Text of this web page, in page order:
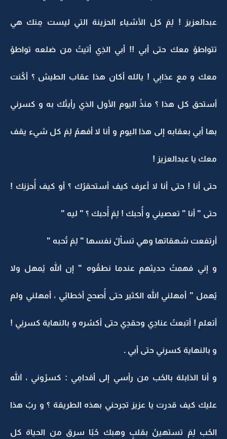
عبدالعزيز ! لِمَ كل الأشياء الحزينة التي ليست مِنك هي
تتواطؤ معك حتى أبي !! أبي الذِي أتيتُ من ضلعه تواطؤ
معك و مع عذابِي ! يالله أكان هذا عقاب الطيش ؟ أكُنت
أستحق كل هذا ؟ منذُ اليوم الأول الذي رأيتُك به و كسرني
بها أبي بعقابه إلى هذا اليوم و أنا لا أفهمُ لِمَ كل شيء يقف
معك يا عبدالعزيز !
حتى أنا ! حتى أنا لا أعرف كيف أستحقرُك ؟ أو كيف أُحزنِك !
حتى " أنا " تعصيني و أُحبك ! لِمَ أُحبك ؟ " ليه "
أرتفعت شهقاتها وهي تسألُ نفسها " لِمَ تُحبه "
و إني فهمتُ حديثهم عندما نطقُوه " إن الله يُمهل ولا
يُهمل " أمهلني الله الكثير حتى أُصحح أخطائِي ، أمهلني ولم
أتعلم ! أتبعتُ عنادِي وحقدِي حتى أكسُره و بالنهاية كسرنِي !
و بالنهاية كسرني حتى أبي .
و أنا الذابلة بالحُب من رأسي إلى أقدامِي : كسرُوني ، الله
عليك كيف قدرت يا عزيز تجرحني بهذه الطريقة ؟ و ربُ هذا
الحُب لِمَ تستهينُ بقلبٍ وهبك حُبًا سرق من الحياة كل